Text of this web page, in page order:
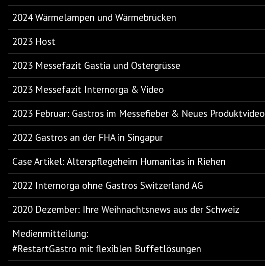
2024 Wärmelampen und Wärmebrücken
2023 Host
2023 Messefazit Gastia und Ostergrüsse
2023 Messefazit Internorga & Video
2023 Februar: Gastros im Messefieber & Neues Produktvideo
2022 Gastros an der FHA in Singapur
Case Artikel: Alterspflegeheim Humanitas in Riehen
2022 Internorga ohne Gastros Switzerland AG
2020 Dezember: Ihre Weihnachtsnews aus der Schweiz
Medienmitteilung:
#RestartGastro mit flexiblen Buffetlösungen